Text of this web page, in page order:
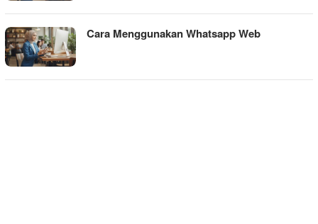
Cara Menggunakan Whatsapp Web